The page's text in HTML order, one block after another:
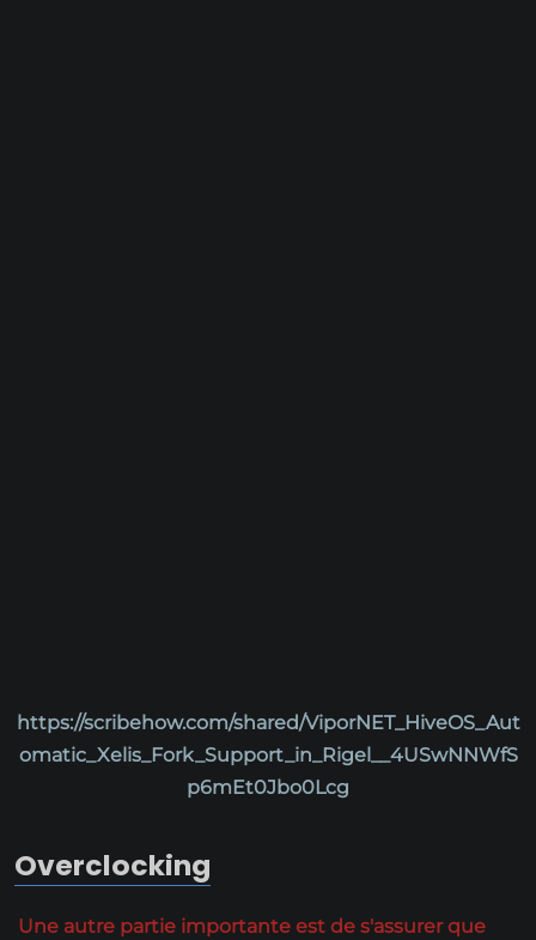
https://scribehow.com/shared/ViporNET_HiveOS_Aut
omatic_Xelis_Fork_Support_in_Rigel__4USwNNWfS
p6mEt0Jbo0Lcg
Overclocking
Une autre partie importante est de s'assurer que